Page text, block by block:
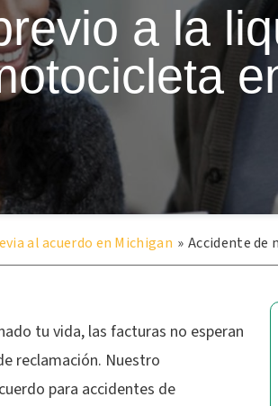
a la
al acuerdo en Michigan » Accidente de
tu vida, las facturas no esperan
reclamación. Nuestro
para accidentes de